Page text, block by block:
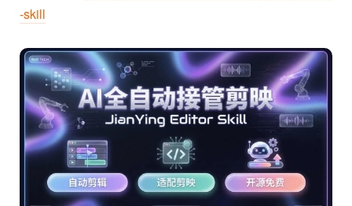
-skill